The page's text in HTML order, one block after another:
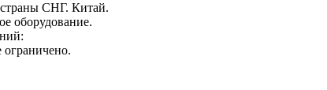
СНГ. Китай.
оборудование.
ограничено.